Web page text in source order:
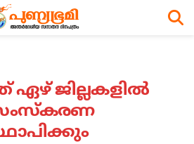
ജില്ലകളില്‍
സംസ്‌കരണ